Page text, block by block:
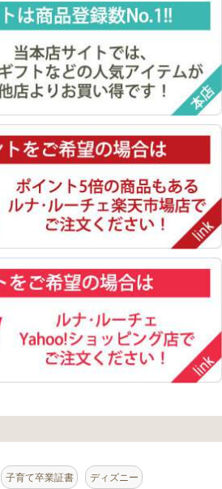
子育て卒業証書 ディズニー